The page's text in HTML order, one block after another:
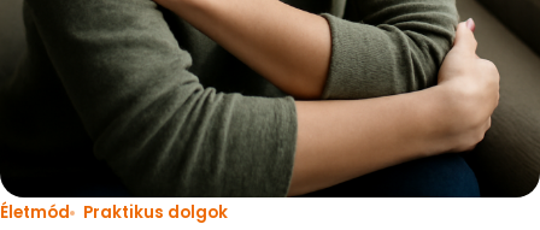
Életmód Praktikus dolgok